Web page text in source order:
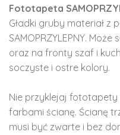
Fototapeta
Gładki gruby materiał z
SAMOPRZYLEPNY.
oraz na fronty szaf i
soczyste i ostre kolory.
Nie przyklejaj fototapety
farbami ścianę. Ścianę
musi być zwarte i bez